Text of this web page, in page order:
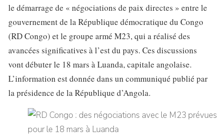
le démarrage de « négociations de paix directes » entre le
gouvernement de la République démocratique du Congo
(RD Congo) et le groupe armé M23, qui a réalisé des
avancées significatives à l’est du pays. Ces discussions
vont débuter le 18 mars à Luanda, capitale angolaise.
L’information est donnée dans un communiqué publié par
la présidence de la République d’Angola.